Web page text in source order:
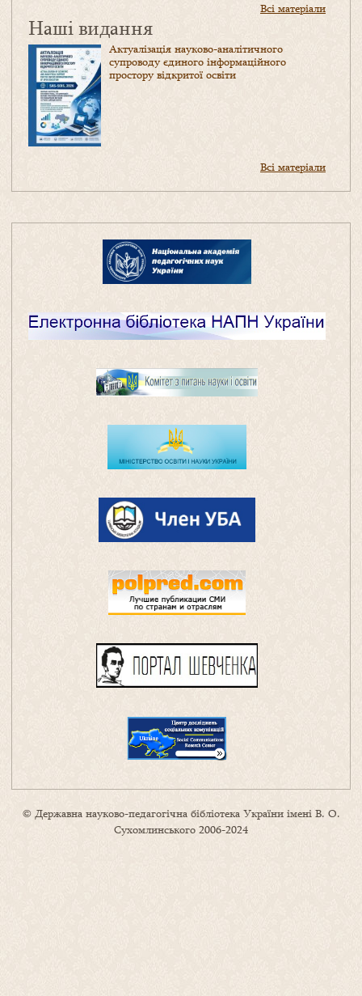
Всі матеріали
Наші видання
Актуалізація науково-аналітичного
супроводу єдиного інформаційного
простору відкритої освіти
Всі матеріали
© Державна науково-педагогічна бібліотека України імені В. О.
Сухомлинського 2006-2024